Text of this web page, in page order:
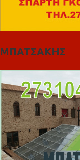
ΜΠΑΤΣΑΚΗΣ